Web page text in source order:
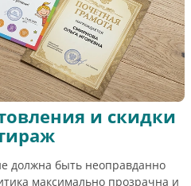
и скидки
должна быть неоправданно
максимально прозрачна и